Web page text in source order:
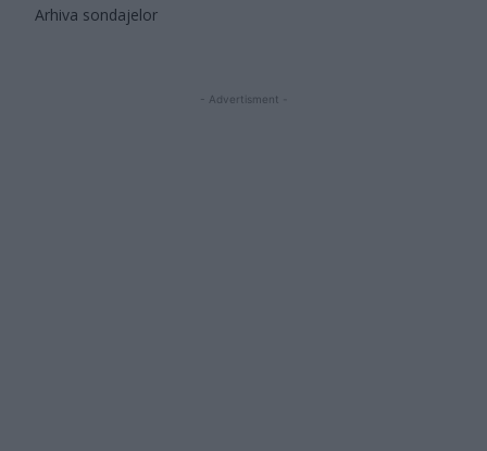
Arhiva sondajelor
- Advertisment -